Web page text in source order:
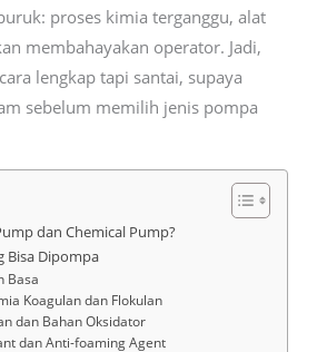
proses kimia terganggu, alat
membahayakan operator. Jadi,
lengkap tapi santai, supaya
sebelum memilih jenis pompa
dan Chemical Pump?
Bisa Dipompa
Basa
Koagulan dan Flokulan
dan Bahan Oksidator
dan Anti-foaming Agent